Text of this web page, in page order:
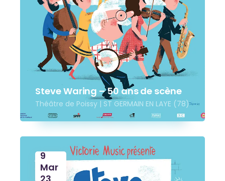
Steve Waring – 50 ans de scène
Théâtre de Poissy | ST GERMAIN EN LAYE (78)
9
Mar